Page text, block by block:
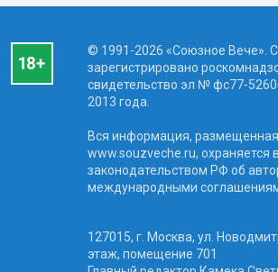
© 1991-2026 «Союзное Вече».
зарегистрировано
свидетельство эл № фc77-
2013 года.
Вся информация, размещенная
www.souzveche.ru, охраняется
законодательством РФ об
международными
127015, г. Москва, ул.
этаж, помещение 701